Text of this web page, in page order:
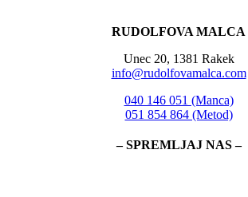
RUDOLFOVA MALCA
Unec 20, 1381 Rakek
info@rudolfovamalca.com
040 146 051 (Manca)
051 854 864 (Metod)
– SPREMLJAJ NAS –